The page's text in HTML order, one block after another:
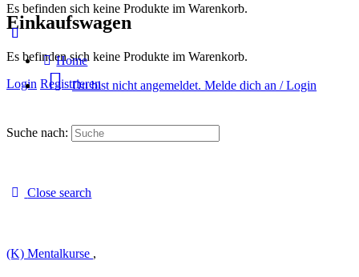
Einkaufswagen
Es befinden sich keine Produkte im Warenkorb.
Login Registrieren
Es befinden sich keine Produkte im Warenkorb.
Home
Du bist nicht angemeldet. Melde dich an / Login
Suche nach:
Close search
(K) Mentalkurse ,